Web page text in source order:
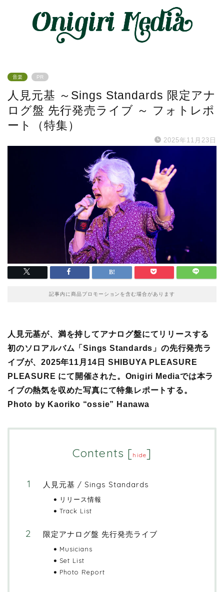
音楽 PR
人見元基 ～Sings Standards 限定アナ
ログ盤 先行発売ライブ ～ フォトレポ
ート（特集）
2025年11月23日
記事内に商品プロモーションを含む場合があります
人見元基が、満を持してアナログ盤にて リリースする
初のソロアルバム「Sings Standards」の先行発売ラ
イブが、2025年11月14日 SHIBUYA PLEASURE
PLEASURE にて開催された。Onigiri Mediaでは本ラ
イブの熱気を収めた写真にて特集レポートする。
Photo by Kaoriko “ossie” Hanawa
Contents [hide]
人見元基 / Sings Standards
リリース情報
Track List
限定アナログ盤 先行発売ライブ
Musicians
Set List
Photo Report